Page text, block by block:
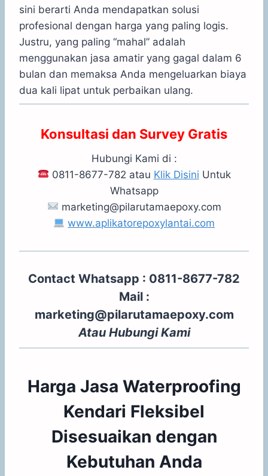
sini berarti Anda mendapatkan solusi
profesional dengan harga yang paling logis.
Justru, yang paling “mahal” adalah
menggunakan jasa amatir yang gagal dalam 6
bulan dan memaksa Anda mengeluarkan biaya
dua kali lipat untuk perbaikan ulang.
Konsultasi dan Survey Gratis
Hubungi Kami di :
0811-8677-782 atau Klik Disini Untuk
Whatsapp
marketing@pilarutamaepoxy.com
www.aplikatorepoxylantai.com
Contact Whatsapp : 0811-8677-782
Mail :
marketing@pilarutamaepoxy.com
Atau Hubungi Kami
Harga Jasa Waterproofing
Kendari Fleksibel
Disesuaikan dengan
Kebutuhan Anda